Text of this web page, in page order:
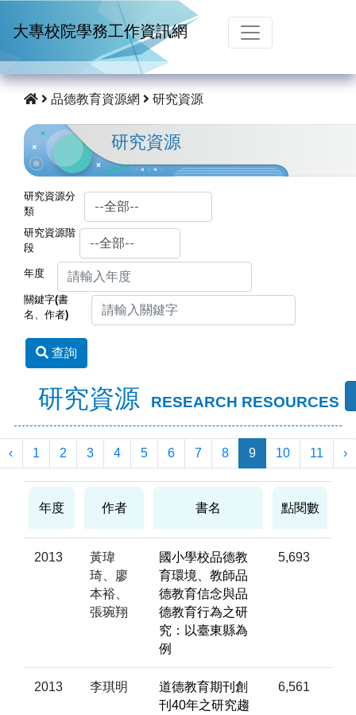
大專校院學務工作資訊網
品德教育資源網 研究資源
研究資源
研究資源分
類
研究資源階
段
年度
關鍵字(書
名、作者)
查詢
研究資源 RESEARCH RESOURCES
‹ 1 2 3 4 5 6 7 8 9 10 11 ›
年度 作者 書名 點閱數
2013
黃瑋
琦、廖
本裕、
張琬翔
國小學校品德教
育環境、教師品
德教育信念與品
德教育行為之研
究：以臺東縣為
例
5,693
2013 李琪明
道德教育期刊創
刊40年之研究趨
6,561